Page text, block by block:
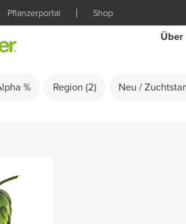
Pflanzerportal Shop
Über
% Region (2) Neu /